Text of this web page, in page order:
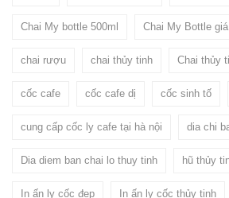
Chai My bottle 500ml Chai My Bottle
chai rượu chai thủy tinh Chai thủy
cốc cafe cốc cafe dị cốc sinh tố
cung cấp cốc ly cafe tại hà nội dia chi
Dia diem ban chai lo thuy tinh hũ thủy
In ấn ly cốc đẹp In ấn ly cốc thủy tinh